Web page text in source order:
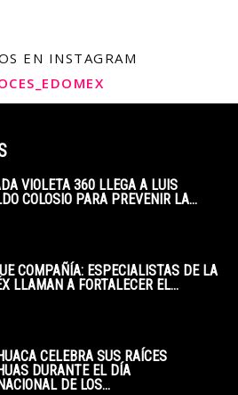
EN INSTAGRAM
VIOLETA 360 LLEGA A LUIS
COLOSIO PARA PREVENIR LA...
COMPAÑÍA: ESPECIALISTAS DE LA
LLAMAN A FORTALECER EL...
CELEBRA SUS RAÍCES
DURANTE EL DÍA
DE LOS...